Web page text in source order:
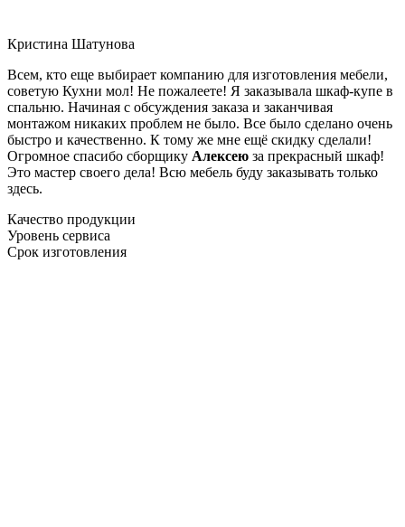
Кристина Шатунова
Всем, кто еще выбирает компанию для изготовления мебели,
советую Кухни мол! Не пожалеете! Я заказывала шкаф-купе в
спальню. Начиная с обсуждения заказа и заканчивая
монтажом никаких проблем не было. Все было сделано очень
быстро и качественно. К тому же мне ещё скидку сделали!
Огромное спасибо сборщику Алексею за прекрасный шкаф!
Это мастер своего дела! Всю мебель буду заказывать только
здесь.
Качество продукции
Уровень сервиса
Срок изготовления